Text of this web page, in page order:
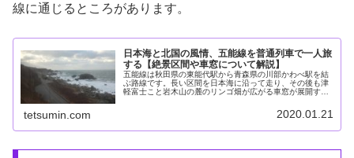
線に通じるところがあります。
日本海と北国の風情、五能線を普通列車で一人旅
する【絶景区間や車窓について解説】
五能線は秋田県の東能代駅から青森県の川部かわべ駅を結
ぶ路線です。長い区間を日本海に沿って走り、その後も津
軽富士こと岩木山の麓のリンゴ畑が広がる車窓が展開す
tetsumin.com 2020.01.21